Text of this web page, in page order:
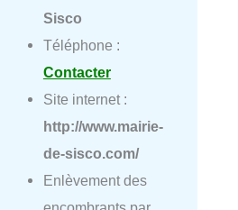
Sisco
Téléphone :
Contacter
Site internet :
http://www.mairie-
de-sisco.com/
Enlèvement des